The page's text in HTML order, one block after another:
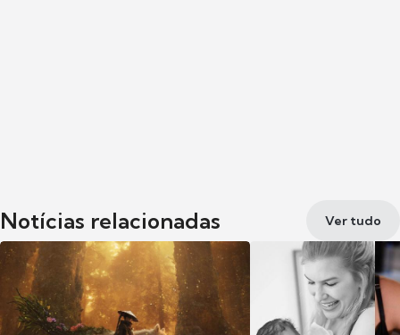
Notícias relacionadas Ver tudo